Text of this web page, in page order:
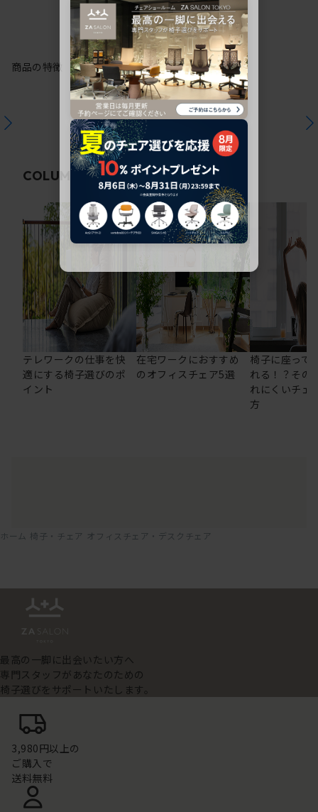
商品の特徴
COLUMN関連コラム
テレワークの仕事を快
適にする椅子選びのポ
イント
在宅ワークにおすすめ
のオフィスチェア5選
椅子に座って
れる！？その
れにくいチェ
方
ホーム 椅子・チェア オフィスチェア・デスクチェア
最高の一脚に出会いたい方へ
専門スタッフがあなたのための
椅子選びをサポートいたします。
3,980円以上の
ご購入で
送料無料